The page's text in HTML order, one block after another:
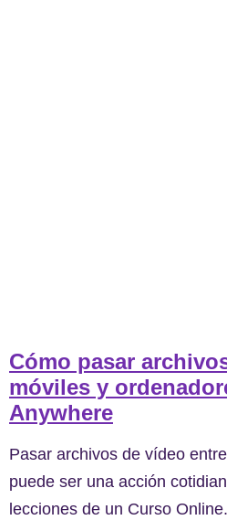
Cómo pasar
móviles y
Anywhere
Pasar archivos de vídeo
puede ser una acción
lecciones de un Curso